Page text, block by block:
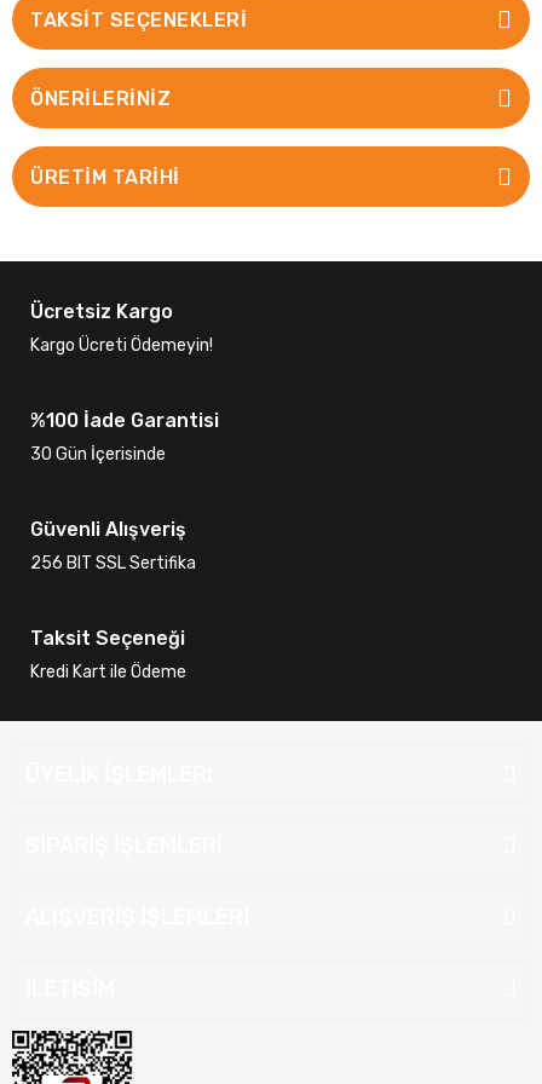
TAKSIT SEÇENEKLERI
ÖNERILERINIZ
ÜRETİM TARİHİ
Ücretsiz Kargo
Kargo Ücreti Ödemeyin!
%100 İade Garantisi
30 Gün İçerisinde
Güvenli Alışveriş
256 BIT SSL Sertifika
Taksit Seçeneği
Kredi Kart ile Ödeme